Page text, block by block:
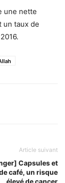
une nette
un taux de
Article suivant
Capsules et
café, un risque